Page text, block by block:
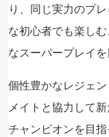
り、同じ実力のプ
な初心者でも楽し
なスーパープレイを
個性豊かなレジェ
メイトと協力して
チャンピオンを目指